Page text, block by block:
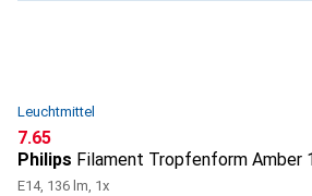
Leuchtmittel
CHF
7.65
Philips Filament Tropfenform Amber
E14, 136 lm, 1x